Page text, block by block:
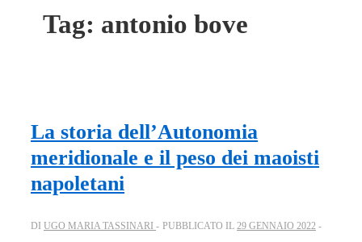
Tag: antonio bove
La storia dell’Autonomia
meridionale e il peso dei maoisti
napoletani
DI UGO MARIA TASSINARI PUBBLICATO IL 29 GENNAIO 2022